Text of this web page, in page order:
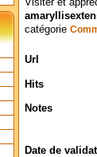
catégorie
Url
Hits
Notes
Date de